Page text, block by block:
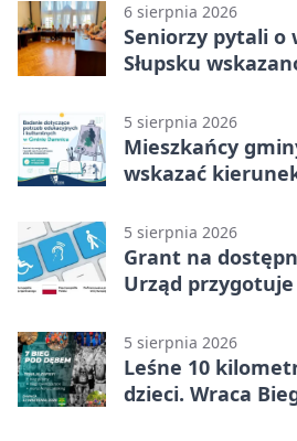
6 sierpnia 2026
Seniorzy pytali o
Słupsku
5 sierpnia 2026
Mieszkańcy
wskazać
5 sierpnia 2026
Grant na
Urząd
5 sierpnia 2026
Leśne 10
dzieci. Wraca